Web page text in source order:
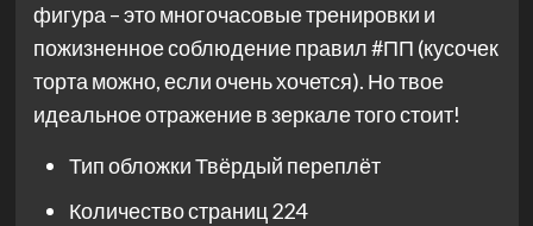
фигура – это многочасовые тренировки и
пожизненное соблюдение правил #ПП (кусочек
торта можно, если очень хочется). Но твое
идеальное отражение в зеркале того стоит!
Тип обложкиТвёрдый переплёт
Количество страниц224